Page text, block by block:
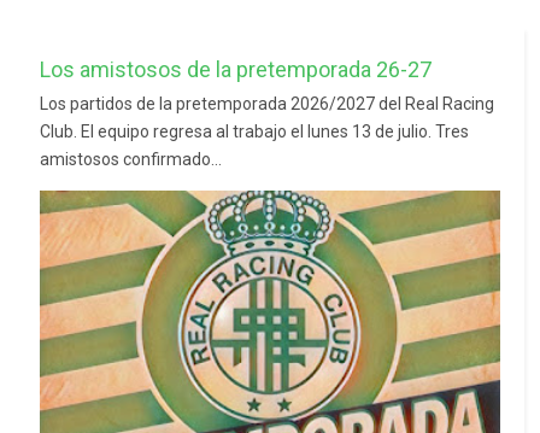
Los amistosos de la pretemporada 26-27
Los partidos de la pretemporada 2026/2027 del Real Racing
Club. El equipo regresa al trabajo el lunes 13 de julio. Tres
amistosos confirmado...